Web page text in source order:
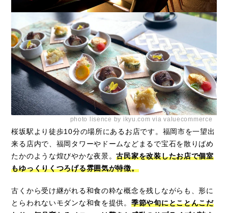
photo lisence by ikyu.com via valuecommerce
桜坂駅より徒歩10分の場所にあるお店です。福岡市を一望出
来る店内で、福岡タワーやドームなどまるで宝石を散りばめ
たかのような煌びやかな夜景。古民家を改装したお店で個室
もゆっくりくつろげる雰囲気が特徴。
古くから受け継がれる和食の粋な概念を残しながらも、形に
とらわれないモダンな和食を提供。 季節や旬にとことんこだ